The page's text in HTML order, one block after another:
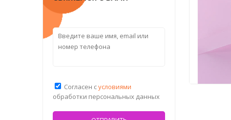
Согласен сусловиями
обработки персональных данных